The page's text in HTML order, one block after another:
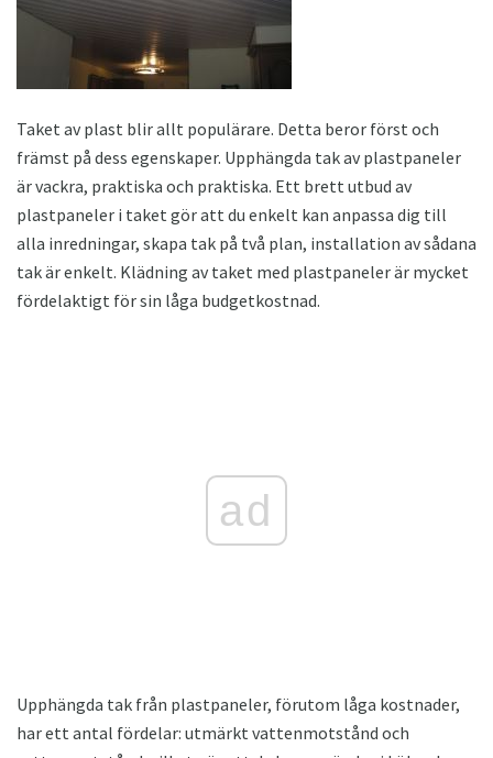
Taket av plast blir allt populärare. Detta beror först och
främst på dess egenskaper. Upphängda tak av plastpaneler
är vackra, praktiska och praktiska. Ett brett utbud av
plastpaneler i taket gör att du enkelt kan anpassa dig till
alla inredningar, skapa tak på två plan, installation av sådana
tak är enkelt. Klädning av taket med plastpaneler är mycket
fördelaktigt för sin låga budgetkostnad.
ad
Upphängda tak från plastpaneler, förutom låga kostnader,
har ett antal fördelar: utmärkt vattenmotstånd och